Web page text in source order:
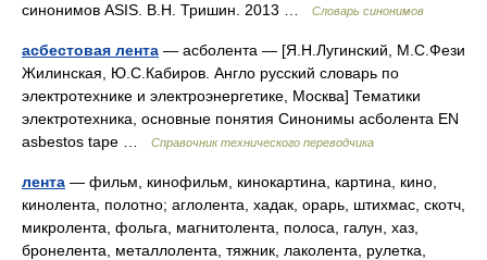
синонимов ASIS. В.Н. Тришин. 2013 …
Словарь синонимов
асбестовая лента — асболента — [Я.Н.Лугинский, М.С.Фези
Жилинская, Ю.С.Кабиров. Англо русский словарь по
электротехнике и электроэнергетике, Москва] Тематики
электротехника, основные понятия Синонимы асболента EN
asbestos tape …
Справочник технического переводчика
лента — фильм, кинофильм, кинокартина, картина, кино,
кинолента, полотно; аглолента, хадак, орарь, штихмас, скотч,
микролента, фольга, магнитолента, полоса, галун, хаз,
бронелента, металлолента, тяжник, лаколента, рулетка,